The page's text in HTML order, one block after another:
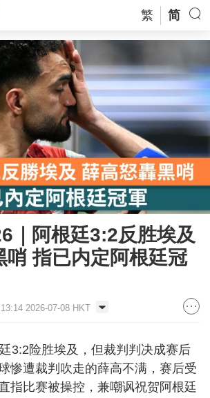
繁 简
｜阿根廷3:2反胜埃及
哨 指已内定阿根廷冠
2026-07-08 HKT
3:2险胜埃及，但裁判判决成赛后
惨遭裁判吹走的薛高不满，赛后受
指比赛被操控，兼嘲讽祝贺阿根廷